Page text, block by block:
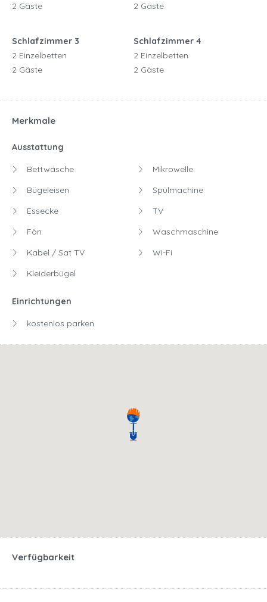
2 Gäste
2 Gäste
Schlafzimmer 3
2 Einzelbetten
2 Gäste
Schlafzimmer 4
2 Einzelbetten
2 Gäste
Merkmale
Ausstattung
Bettwäsche
Bügeleisen
Essecke
Fön
Kabel / Sat TV
Kleiderbügel
Mikrowelle
Spülmachine
TV
Waschmaschine
Wi-Fi
Einrichtungen
kostenlos parken
Verfügbarkeit